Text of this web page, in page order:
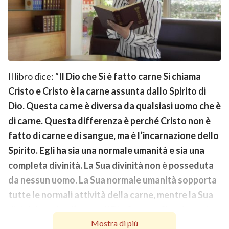
Il libro dice: “Il Dio che Si è fatto carne Si chiama
Cristo e Cristo è la carne assunta dallo Spirito di
Dio. Questa carne è diversa da qualsiasi uomo che è
di carne. Questa differenza è perché Cristo non è
fatto di carne e di sangue, ma è l’incarnazione dello
Spirito. Egli ha sia una normale umanità e sia una
completa divinità. La Sua divinità non è posseduta
da nessun uomo. La Sua normale umanità sopporta
tutte le normali attività della carne, mentre la Sua
divinità svolge l’opera di Dio Stesso. Che si tratti
della Sua umanità o della Sua divinità, entrambe
Mostra di più